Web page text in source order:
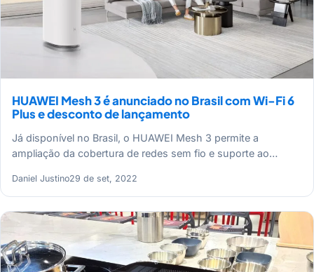
HUAWEI Mesh 3 é anunciado no Brasil com Wi-Fi 6
Plus e desconto de lançamento
Já disponível no Brasil, o HUAWEI Mesh 3 permite a
ampliação da cobertura de redes sem fio e suporte ao…
Daniel Justino29 de set, 2022